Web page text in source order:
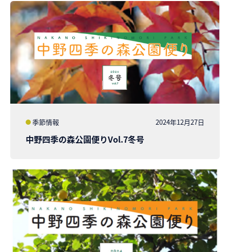
季節情報 2024年12月27日
中野四季の森公園便りVol.7冬号